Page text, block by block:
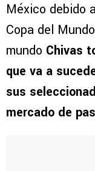
México debido
Copa del
mundo Chivas
que va a
sus
mercado de